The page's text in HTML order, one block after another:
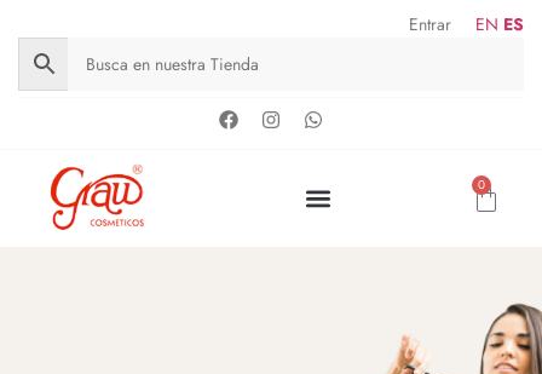
Entrar EN ES
0